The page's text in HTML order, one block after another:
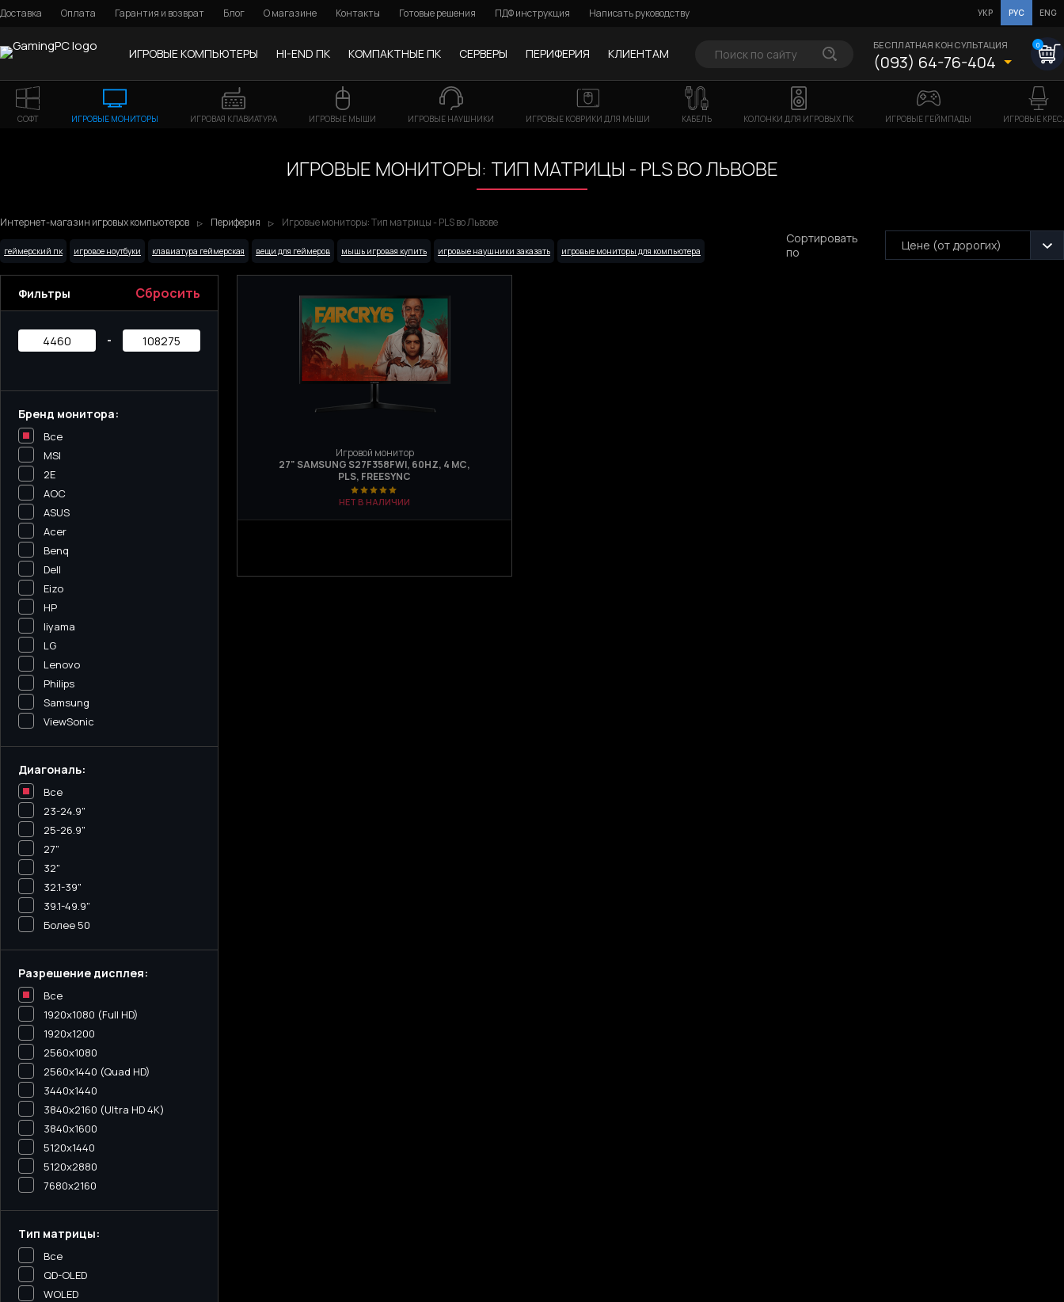
Доставка Оплата Гарантия и возврат Блог О магазине Контакты Готовые решения ПДФ инструкция Написать руководству УКР РУС ENG
ИГРОВЫЕ КОМПЬЮТЕРЫ HI-END ПК КОМПАКТНЫЕ ПК СЕРВЕРЫ ПЕРИФЕРИЯ КЛИЕНТАМ
БЕСПЛАТНАЯ КОНСУЛЬТАЦИЯ
(093) 64-76-404
0
СОФТ ИГРОВЫЕ МОНИТОРЫ ИГРОВАЯ КЛАВИАТУРА ИГРОВЫЕ МЫШИ ИГРОВЫЕ НАУШНИКИ ИГРОВЫЕ КОВРИКИ ДЛЯ МЫШИ КАБЕЛЬ КОЛОНКИ ДЛЯ ИГРОВЫХ ПК ИГРОВЫЕ ГЕЙМПАДЫ ИГРОВЫЕ
ИГРОВЫЕ МОНИТОРЫ: ТИП МАТРИЦЫ - PLS ВО ЛЬВОВЕ
Интернет-магазин игровых компьютеров Периферия Игровые мониторы: Тип матрицы - PLS во Львове
геймерский пк игровое ноутбуки клавиатура геймерская вещи для геймеров мышь игровая купить игровые наушники заказать игровые мониторы для компьютера
Сортировать
по
Цене (от дорогих)
Фильтры Сбросить
-
Бренд монитора:
Все
MSI
2E
AOC
ASUS
Acer
Benq
Dell
Eizo
HP
Iiyama
LG
Lenovo
Philips
Samsung
ViewSonic
Диагональ:
Все
23-24.9"
25-26.9"
27"
32"
32.1-39"
39.1-49.9"
Более 50
Разрешение дисплея:
Все
1920x1080 (Full HD)
1920x1200
2560x1080
2560x1440 (Quad HD)
3440х1440
3840x2160 (Ultra HD 4K)
3840x1600
5120x1440
5120х2880
7680x2160
Тип матрицы:
Все
QD-OLED
WOLED
Игровой монитор
27" SAMSUNG S27F358FWI, 60HZ, 4 МС,
PLS, FREESYNC
НЕТ В НАЛИЧИИ